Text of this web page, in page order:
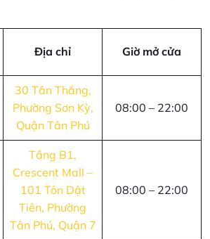
Địa chỉ Giờ mở cửa
30 Tân Thắng,
Phường Sơn Kỳ,
Quận Tân Phú
08:00 – 22:00
Tầng B1,
Crescent Mall –
101 Tôn Dật
Tiên, Phường
Tân Phú, Quận 7
08:00 – 22:00